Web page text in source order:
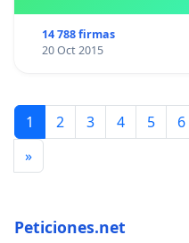
14 788 firmas
20 Oct 2015
1 2 3 4 5 6
»
Peticiones.net